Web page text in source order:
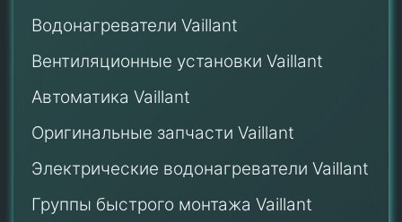
Водонагреватели Vaillant
Вентиляционные установки Vaillant
Автоматика Vaillant
Оригинальные запчасти Vaillant
Электрические водонагреватели Vaillant
Группы быстрого монтажа Vaillant